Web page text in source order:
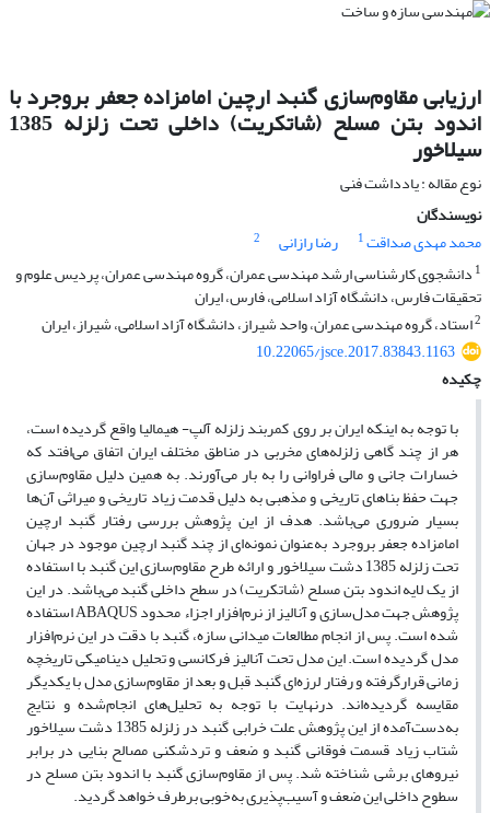
ارزیابی مقاوم‌سازی گنبد ارچین امامزاده جعفر بروجرد با
اندود بتن مسلح (شاتکریت) داخلی تحت زلزله 1385
سیلاخور
نوع مقاله : یادداشت فنی
نویسندگان
محمد مهدی صداقت1 رضا رازانی
2
1 دانشجوی کارشناسی ارشد مهندسی عمران، گروه مهندسی عمران، پردیس علوم و
تحقیقات فارس، دانشگاه آزاد اسلامی، فارس، ایران
2استاد، گروه مهندسی عمران، واحد شیراز، دانشگاه آزاد اسلامی، شیراز، ایران
10.22065/jsce.2017.83843.1163
چکیده
با توجه به اینکه ایران بر روی کمربند زلزله آلپ- هیمالیا واقع گردیده است،
هر از چند گاهی زلزله‌های مخربی در مناطق مختلف ایران اتفاق می‌افتد که
خسارات جانی و مالی فراوانی را به بار می‌آورند. به همین دلیل مقاوم‌سازی
جهت حفظ بناهای تاریخی و مذهبی به دلیل قدمت زیاد تاریخی و میراثی آن‌ها
بسیار ضروری می‌باشد. هدف از این پژوهش بررسی رفتار گنبد ارچین
امامزاده جعفر بروجرد به‌عنوان نمونه‌ای از چند گنبد ارچین موجود در جهان
تحت زلزله 1385 دشت سیلاخور و ارائه طرح مقاوم‌سازی این گنبد با استفاده
از یک لایه اندود بتن مسلح (شاتکریت) در سطح داخلی گنبد می‌باشد. در این
پژوهش جهت مدل‌سازی و آنالیز از نرم‌افزار اجزاء محدود ABAQUS استفاده
‌شده است. پس از انجام مطالعات میدانی سازه، گنبد با دقت در این نرم‌افزار
مدل گردیده است. این مدل تحت آنالیز فرکانسی و تحلیل دینامیکی تاریخچه
زمانی قرارگرفته و رفتار لرزه‌ای گنبد قبل و بعد از مقاوم‌سازی مدل با یکدیگر
مقایسه گردیده‌اند. درنهایت با توجه به تحلیل‌های انجام‌شده و نتایج
به‌دست‌آمده از این پژوهش علت خرابی گنبد در زلزله 1385 دشت سیلاخور
شتاب زیاد قسمت فوقانی گنبد و ضعف و تردشکنی مصالح بنایی در برابر
نیروهای برشی شناخته شد. پس از مقاوم‌سازی گنبد با اندود بتن مسلح در
سطوح داخلی این ضعف و آسیب‌پذیری به‌خوبی برطرف خواهد گردید.